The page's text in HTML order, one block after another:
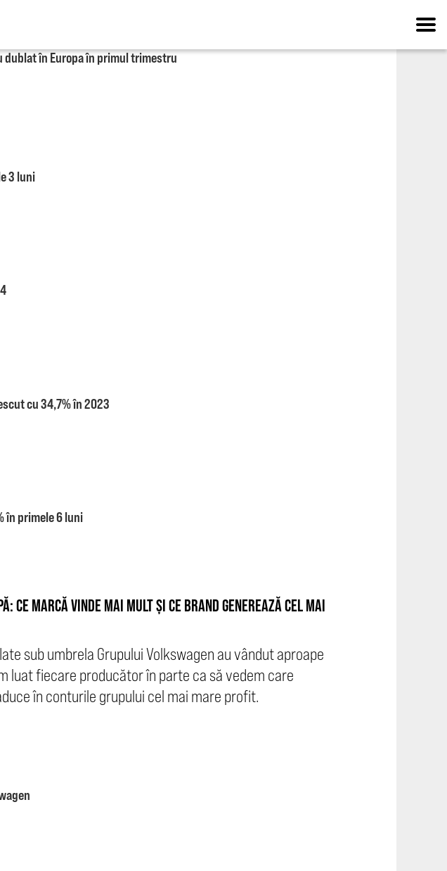
dublat în Europa în primul trimestru
3 luni
cu 34,7% în 2023
în primele 6 luni
CE MARCĂ VINDE MAI MULT ȘI CE BRAND GENEREAZĂ CEL MAI
sub umbrela Grupului Volkswagen au vândut aproape
luat fiecare producător în parte ca să vedem care
în conturile grupului cel mai mare profit.